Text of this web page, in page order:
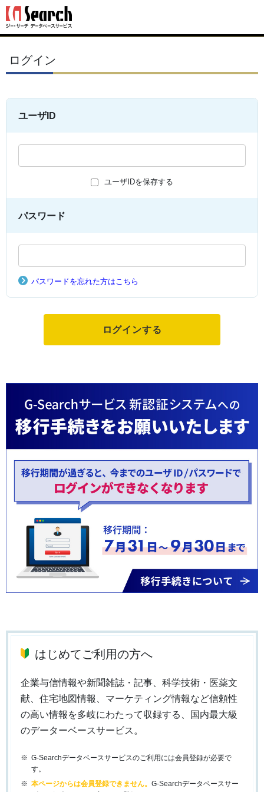
ログイン
ユーザID
ユーザIDを保存する
パスワード
パスワードを忘れた方はこちら
はじめてご利用の方へ
企業与信情報や新聞雑誌・記事、科学技術・医薬文
献、住宅地図情報、マーケティング情報など信頼性
の高い情報を多岐にわたって収録する、国内最大級
のデーターベースサービス。
G-Searchデータベースサービスのご利用には会員登録が必要で
す。
本ページからは会員登録できません。 G-Searchデータベースサー